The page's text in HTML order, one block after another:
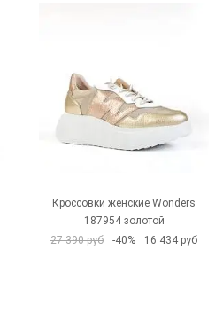
Кроссовки женские Wonders
187954 золотой
27 390 руб
-40% 16 434 руб